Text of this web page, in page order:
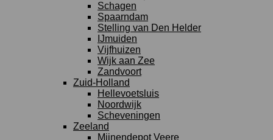
Schagen
Spaarndam
Stelling van Den Helder
IJmuiden
Vijfhuizen
Wijk aan Zee
Zandvoort
Zuid-Holland
Hellevoetsluis
Noordwijk
Scheveningen
Zeeland
Mijnendepot Veere